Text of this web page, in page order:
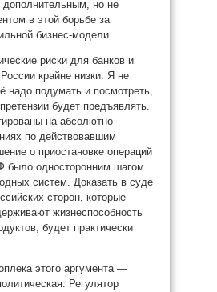
дополнительным, но не
в этой борьбе за
бизнес-модели.
риски для банков и
крайне низки. Я не
надо подумать и посмотреть,
будет предъявлять.
на абсолютно
по действовавшим
о приостановке операций
было односторонним шагом
систем. Доказать в суде
сторон, которые
жизнеспособность
будет практически
этого аргумента —
Регулятор